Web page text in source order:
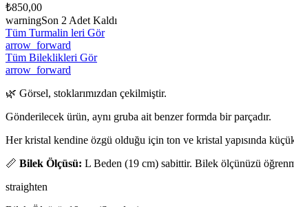
₺850,00
warningSon 2 Adet Kaldı
Tüm Turmalin leri Gör
arrow_forward
Tüm Bileklikleri Gör
arrow_forward
🌿 Görsel, stoklarımızdan çekilmiştir.
Gönderilecek ürün, aynı gruba ait benzer formda bir parçadır.
Her kristal kendine özgü olduğu için ton ve kristal yapısında
📏 Bilek Ölçüsü: L Beden (19 cm) sabittir. Bilek ölçünüzü
straighten